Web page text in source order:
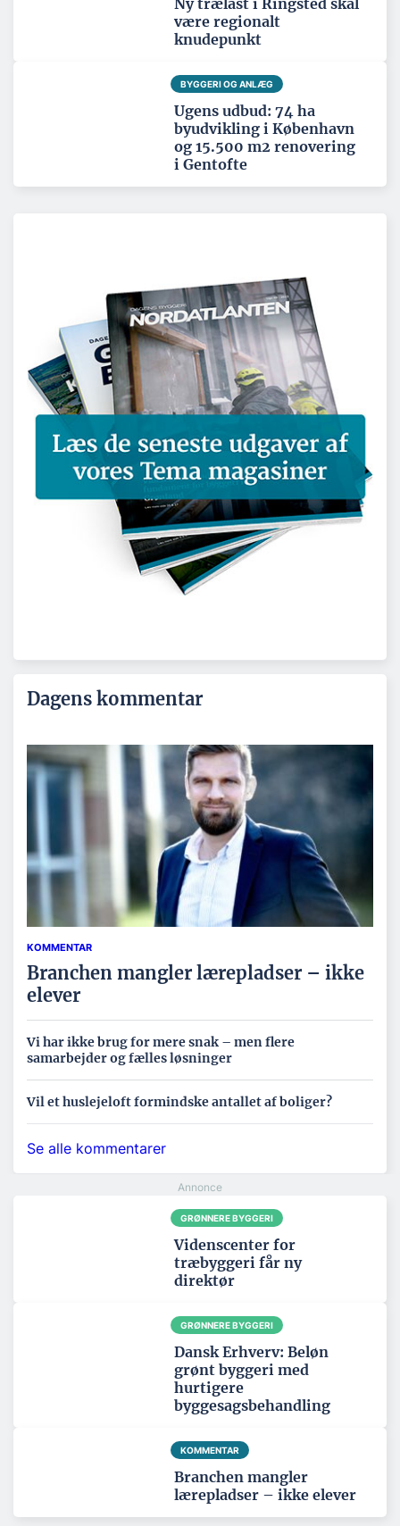
Ny trælast i Ringsted skal
være regionalt
knudepunkt
BYGGERI OG ANLÆG
Ugens udbud: 74 ha
byudvikling i København
og 15.500 m2 renovering
i Gentofte
Dagens kommentar
KOMMENTAR
Branchen mangler lærepladser – ikke
elever
Vi har ikke brug for mere snak – men flere
samarbejder og fælles løsninger
Vil et huslejeloft formindske antallet af boliger?
Se alle kommentarer
GRØNNERE BYGGERI
Videnscenter for
træbyggeri får ny
direktør
GRØNNERE BYGGERI
Dansk Erhverv: Beløn
grønt byggeri med
hurtigere
byggesagsbehandling
KOMMENTAR
Branchen mangler
lærepladser – ikke elever